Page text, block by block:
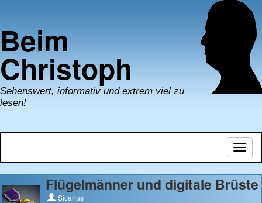
Beim
Christoph
Sehenswert, informativ und extrem viel zu
lesen!
Flügelmänner und digitale Brüste
Sicarius